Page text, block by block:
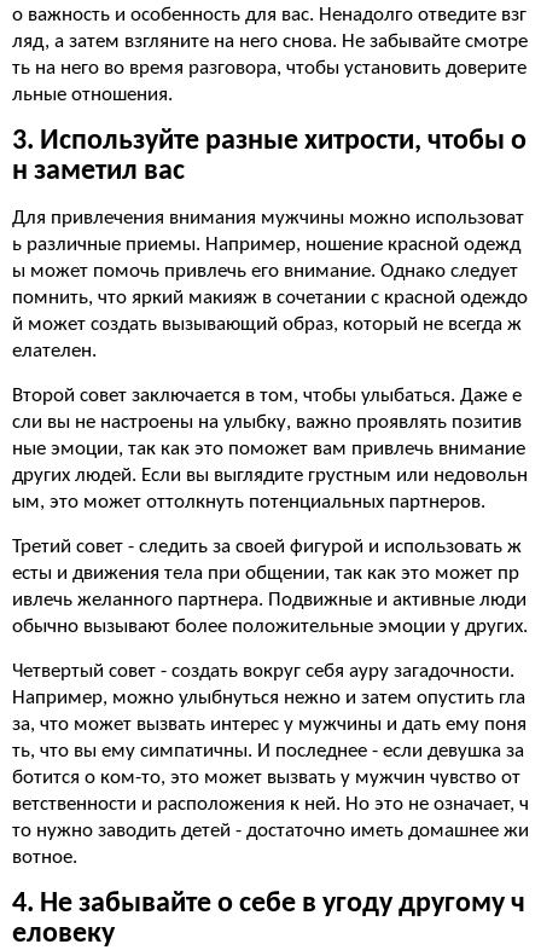
о важность и особенность для вас. Ненадолго отведите взг
ляд, а затем взгляните на него снова. Не забывайте смотре
ть на него во время разговора, чтобы установить доверите
льные отношения.
3. Используйте разные хитрости, чтобы о
н заметил вас
Для привлечения внимания мужчины можно использоват
ь различные приемы. Например, ношение красной одежд
ы может помочь привлечь его внимание. Однако следует
помнить, что яркий макияж в сочетании с красной одеждо
й может создать вызывающий образ, который не всегда ж
елателен.
Второй совет заключается в том, чтобы улыбаться. Даже е
сли вы не настроены на улыбку, важно проявлять позитив
ные эмоции, так как это поможет вам привлечь внимание
других людей. Если вы выглядите грустным или недовольн
ым, это может оттолкнуть потенциальных партнеров.
Третий совет - следить за своей фигурой и использовать ж
есты и движения тела при общении, так как это может пр
ивлечь желанного партнера. Подвижные и активные люди
обычно вызывают более положительные эмоции у других.
Четвертый совет - создать вокруг себя ауру загадочности.
Например, можно улыбнуться нежно и затем опустить гла
за, что может вызвать интерес у мужчины и дать ему поня
ть, что вы ему симпатичны. И последнее - если девушка за
ботится о ком-то, это может вызвать у мужчин чувство от
ветственности и расположения к ней. Но это не означает, ч
то нужно заводить детей - достаточно иметь домашнее жи
вотное.
4. Не забывайте о себе в угоду другому ч
еловеку